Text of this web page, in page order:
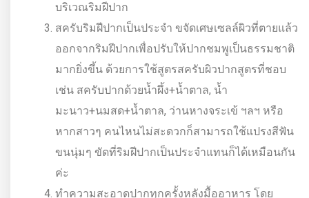
บริเวณริมฝีปาก
สครับริมฝีปากเป็นประจำ ขจัดเศษเซลล์ผิวที่ตายแล้ว
ออกจากริมฝีปากเพื่อปรับให้ปากชมพูเป็นธรรมชาติ
มากยิ่งขึ้น ด้วยการใช้สูตรสครับผิวปากสูตรที่ชอบ
เช่น สครับปากด้วยน้ำผึ้ง+น้ำตาล, น้ำ
มะนาว+นมสด+น้ำตาล, ว่านหางจระเข้ ฯลฯ หรือ
หากสาวๆ คนไหนไม่สะดวกก็สามารถใช้แปรงสีฟัน
ขนนุ่มๆ ขัดที่ริมฝีปากเป็นประจำแทนก็ได้เหมือนกัน
ค่ะ
ทำความสะอาดปากทุกครั้งหลังมื้ออาหาร โดย